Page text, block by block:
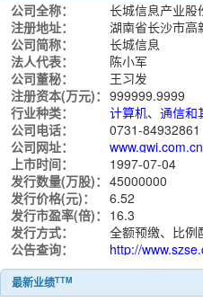
公司全称：
注册地址：
公司简称：
长城信息
法人代表：
陈小军
公司董秘：
王习发
注册资本(万元)： 999999.9999
行业种类：
公司电话：
0731-84932861
公司网址：
www.gwi.com.cn
上市时间：
1997-07-04
发行数量(万股)： 45000000
发行价格(元)：
6.52
发行市盈率(倍)： 16.3
发行方式：
公告查询：
最新业绩TTM